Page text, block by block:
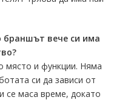
браншът вече си има
място и функции. Няма
си да зависи от
се маса време, докато